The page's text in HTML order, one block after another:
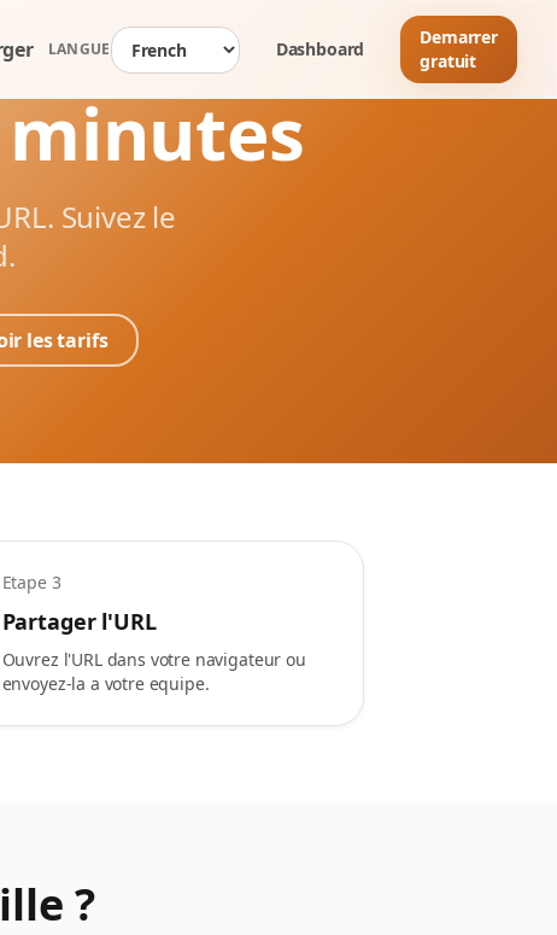
LANGUE Dashboard
Demarrer
gratuit
Suivez le
les tarifs
Etape 3
Partager l'URL
Ouvrez l'URL dans votre navigateur ou
envoyez-la a votre equipe.
?